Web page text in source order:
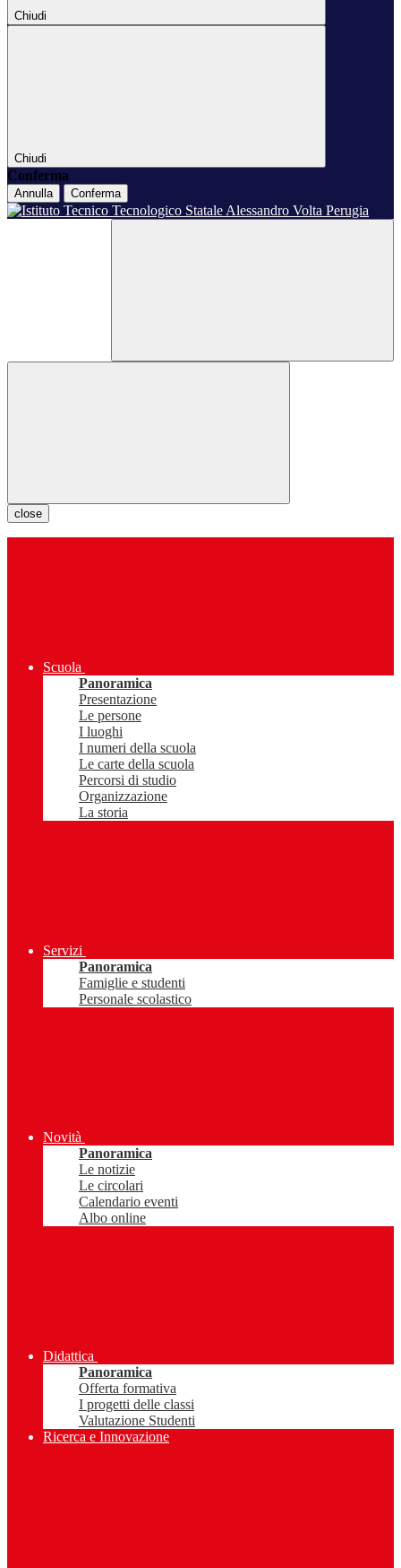
Chiudi
Chiudi
Conferma
Annulla Conferma
close
Scuola
Panoramica
Presentazione
Le persone
I luoghi
I numeri della scuola
Le carte della scuola
Percorsi di studio
Organizzazione
La storia
Servizi
Panoramica
Famiglie e studenti
Personale scolastico
Novità
Panoramica
Le notizie
Le circolari
Calendario eventi
Albo online
Didattica
Panoramica
Offerta formativa
I progetti delle classi
Valutazione Studenti
Ricerca e Innovazione